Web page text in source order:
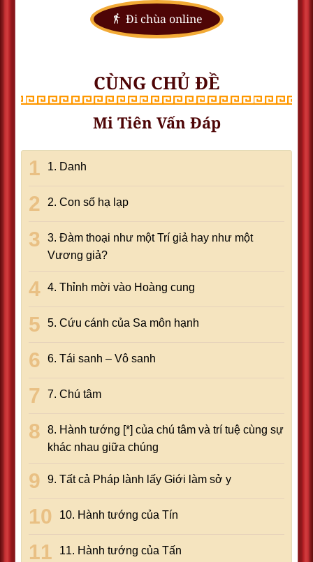
Đi chùa online
CÙNG CHỦ ĐỀ
Mi Tiên Vấn Đáp
1. Danh
2. Con số hạ lạp
3. Đàm thoại như một Trí giả hay như một
Vương giả?
4. Thỉnh mời vào Hoàng cung
5. Cứu cánh của Sa môn hạnh
6. Tái sanh – Vô sanh
7. Chú tâm
8. Hành tướng [*] của chú tâm và trí tuệ cùng sự
khác nhau giữa chúng
9. Tất cả Pháp lành lấy Giới làm sở y
10. Hành tướng của Tín
11. Hành tướng của Tấn